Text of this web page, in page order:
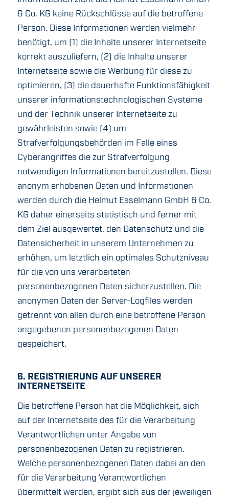
& Co. KG keine Rückschlüsse auf die betroffene
Person. Diese Informationen werden vielmehr
benötigt, um (1) die Inhalte unserer Internetseite
korrekt auszuliefern, (2) die Inhalte unserer
Internetseite sowie die Werbung für diese zu
optimieren, (3) die dauerhafte Funktionsfähigkeit
unserer informationstechnologischen Systeme
und der Technik unserer Internetseite zu
gewährleisten sowie (4) um
Strafverfolgungsbehörden im Falle eines
Cyberangriffes die zur Strafverfolgung
notwendigen Informationen bereitzustellen. Diese
anonym erhobenen Daten und Informationen
werden durch die Helmut Esselmann GmbH & Co.
KG daher einerseits statistisch und ferner mit
dem Ziel ausgewertet, den Datenschutz und die
Datensicherheit in unserem Unternehmen zu
erhöhen, um letztlich ein optimales Schutzniveau
für die von uns verarbeiteten
personenbezogenen Daten sicherzustellen. Die
anonymen Daten der Server-Logfiles werden
getrennt von allen durch eine betroffene Person
angegebenen personenbezogenen Daten
gespeichert.
6. REGISTRIERUNG AUF UNSERER
INTERNETSEITE
Die betroffene Person hat die Möglichkeit, sich
auf der Internetseite des für die Verarbeitung
Verantwortlichen unter Angabe von
personenbezogenen Daten zu registrieren.
Welche personenbezogenen Daten dabei an den
für die Verarbeitung Verantwortlichen
übermittelt werden, ergibt sich aus der jeweiligen